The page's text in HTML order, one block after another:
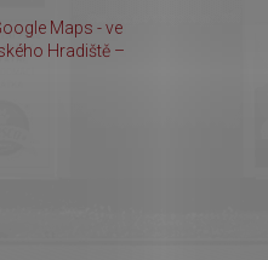
Maps - ve
Hradiště –